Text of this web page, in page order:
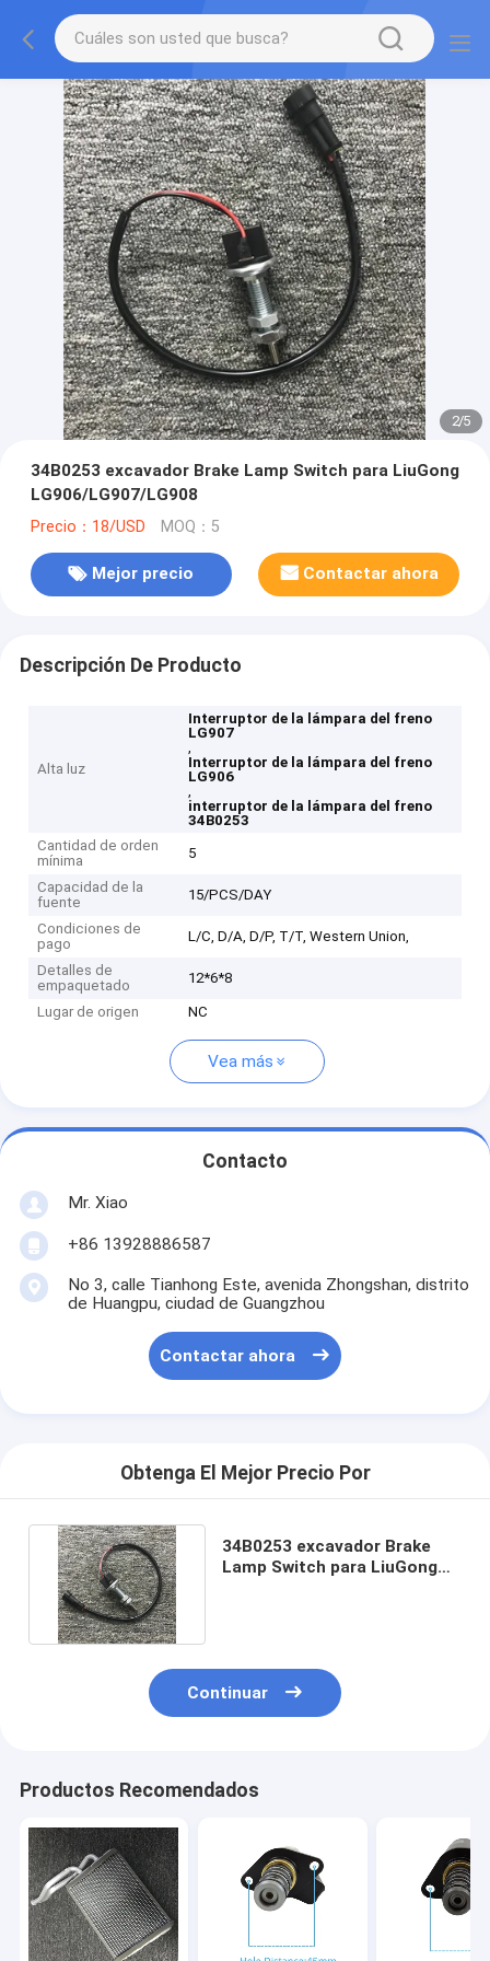
2/5
34B0253 excavador Brake Lamp Switch para LiuGong
LG906/LG907/LG908
Precio：18/USD MOQ：5
Mejor precio Contactar ahora
Descripción De Producto
Alta luz
Interruptor de la lámpara del freno
LG907
,
Interruptor de la lámpara del freno
LG906
,
interruptor de la lámpara del freno
34B0253
Cantidad de orden
mínima
5
Capacidad de la
fuente
15/PCS/DAY
Condiciones de
pago
L/C, D/A, D/P, T/T, Western Union,
Detalles de
empaquetado
12*6*8
Lugar de origen NC
Vea más
Contacto
Mr. Xiao
+86 13928886587
No 3, calle Tianhong Este, avenida Zhongshan, distrito
de Huangpu, ciudad de Guangzhou
Contactar ahora
Obtenga El Mejor Precio Por
34B0253 excavador Brake
Lamp Switch para LiuGong
Continuar
Productos Recomendados